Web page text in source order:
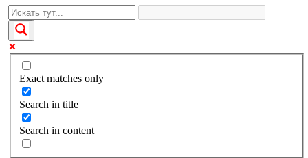
Exact matches only
Search in title
Search in content